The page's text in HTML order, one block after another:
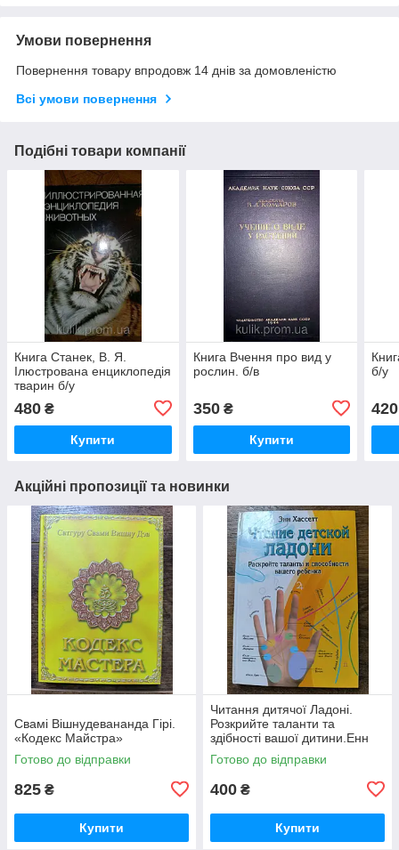
Умови повернення
Повернення товару впродовж 14 днів за домовленістю
Всі умови повернення
Подібні товари компанії
Книга Станек, В. Я.
Ілюстрована енциклопедія
тварин б/у
480 ₴
Купити
Книга Вчення про вид у
рослин. б/в
350₴
Купити
б/у
420
Акційні пропозиції та новинки
Свамі Вішнудевананда Гірі.
«Кодекс Майстра»
Готово до відправки
825 ₴
Купити
Читання дитячої Ладоні.
Розкрийте таланти та
здібності вашої дитини.Енн
Хасет.
Готово до відправки
400 ₴
Купити